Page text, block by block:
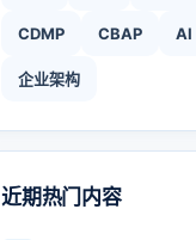
CDMP CBAP AI
企业架构
近期热门内容